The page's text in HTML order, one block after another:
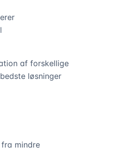
af forskellige
løsninger
mindre